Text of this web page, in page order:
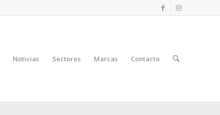
Noticias Sectores Marcas Contacto